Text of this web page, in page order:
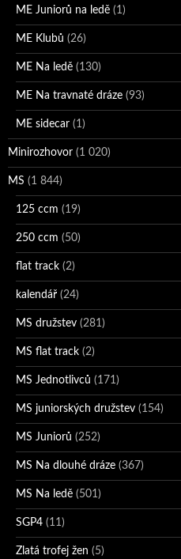
ME Juniorů na ledě (1)
ME Klubů (26)
ME Na ledě (130)
ME Na travnaté dráze (93)
ME sidecar (1)
Minirozhovor (1 020)
MS (1 844)
125 ccm (19)
250 ccm (50)
flat track (2)
kalendář (24)
MS družstev (281)
MS flat track (2)
MS Jednotlivců (171)
MS juniorských družstev (154)
MS Juniorů (252)
MS Na dlouhé dráze (367)
MS Na ledě (501)
SGP4 (11)
Zlatá trofej žen (5)